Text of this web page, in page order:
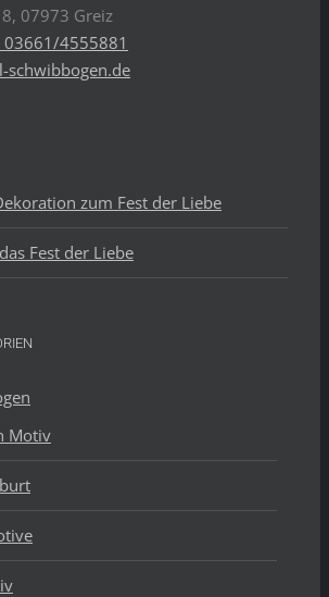
07973 Greiz
03661/4555881
schwibbogen.de
zum Fest der Liebe
Fest der Liebe
Motiv